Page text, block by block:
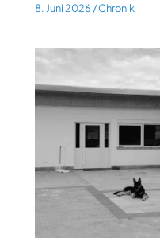
8. Juni 2026 /Chronik